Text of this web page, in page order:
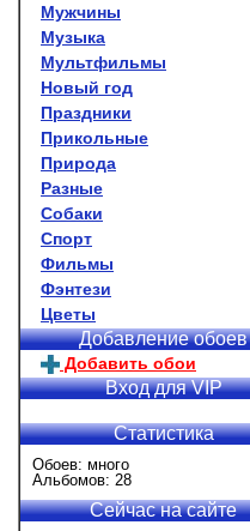
Мужчины
Музыка
Мультфильмы
Новый год
Праздники
Прикольные
Природа
Разные
Собаки
Спорт
Фильмы
Фэнтези
Цветы
Добавление обоев
Добавить обои
Вход для VIP
Статистика
Обоев: много
Альбомов: 28
Сейчас на сайте